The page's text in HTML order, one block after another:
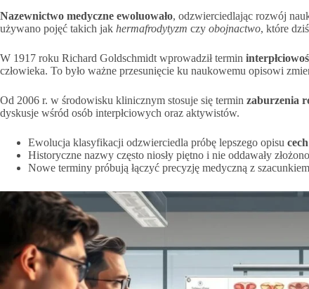
Nazewnictwo medyczne ewoluowało, odzwierciedlając rozwój
używano pojęć takich jak hermafrodytyzm czy obojnactwo, które
W 1917 roku Richard Goldschmidt wprowadził termin
człowieka. To było ważne przesunięcie ku naukowemu opisowi
Od 2006 r. w środowisku klinicznym stosuje się termin zaburzenia
dyskusje wśród osób interpłciowych oraz aktywistów.
Ewolucja klasyfikacji odzwierciedla próbę lepszego opisu cech
Historyczne nazwy często niosły piętno i nie oddawały
Nowe terminy próbują łączyć precyzję medyczną z